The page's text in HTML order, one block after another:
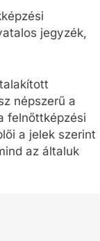
jegyzék,
népszerű a
felnőttképzési
a jelek szerint
az általuk